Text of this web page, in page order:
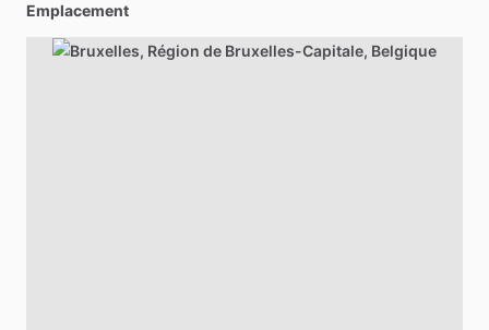
Emplacement